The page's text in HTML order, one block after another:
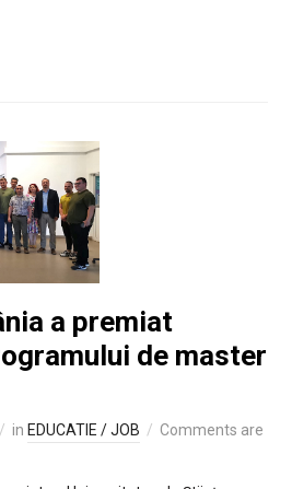
a premiat
de master
in EDUCATIE / JOB
Comments are